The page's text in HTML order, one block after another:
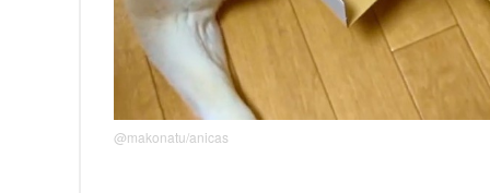
@makonatu/anicas